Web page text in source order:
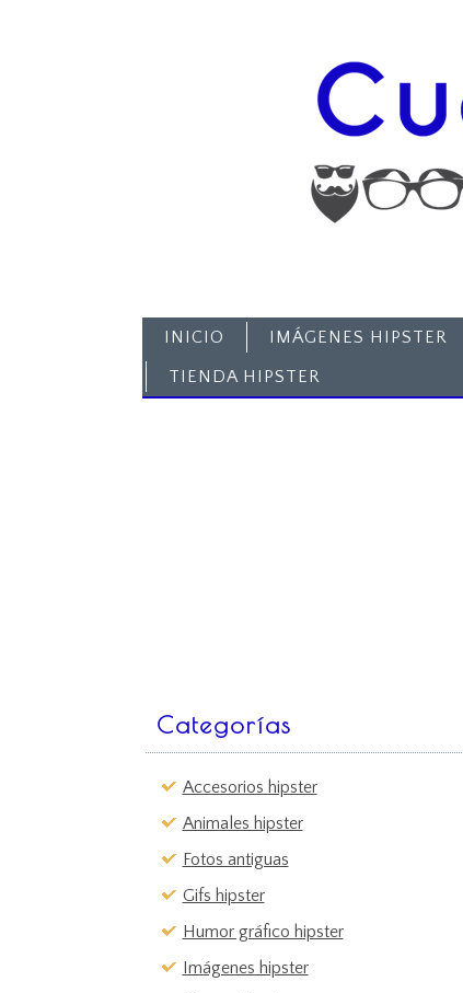
INICIO IMÁGENES HIPSTER
TIENDA HIPSTER
Categorías
Accesorios hipster
Animales hipster
Fotos antiguas
Gifs hipster
Humor gráfico hipster
Imágenes hipster